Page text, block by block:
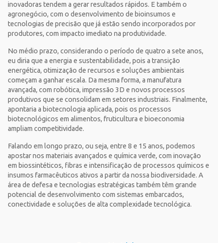
inovadoras tendem a gerar resultados rápidos. E também o
agronegócio, com o desenvolvimento de bioinsumos e
tecnologias de precisão que já estão sendo incorporados por
produtores, com impacto imediato na produtividade.
No médio prazo, considerando o período de quatro a sete anos,
eu diria que a energia e sustentabilidade, pois a transição
energética, otimização de recursos e soluções ambientais
começam a ganhar escala. Da mesma forma, a manufatura
avançada, com robótica, impressão 3D e novos processos
produtivos que se consolidam em setores industriais. Finalmente,
apontaria a biotecnologia aplicada, pois os processos
biotecnológicos em alimentos, fruticultura e bioeconomia
ampliam competitividade.
Falando em longo prazo, ou seja, entre 8 e 15 anos, podemos
apostar nos materiais avançados e química verde, com inovação
em biossintéticos, fibras e intensificação de processos químicos e
insumos farmacêuticos ativos a partir da nossa biodiversidade. A
área de defesa e tecnologias estratégicas também têm grande
potencial de desenvolvimento com sistemas embarcados,
conectividade e soluções de alta complexidade tecnológica.